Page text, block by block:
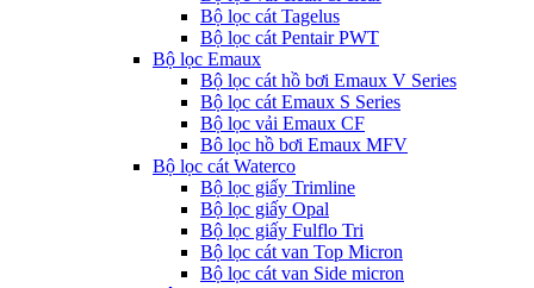
Bộ lọc cát Tagelus
Bộ lọc cát Pentair PWT
Bộ lọc Emaux
Bộ lọc cát hồ bơi Emaux V Series
Bộ lọc cát Emaux S Series
Bộ lọc vải Emaux CF
Bô lọc hồ bơi Emaux MFV
Bộ lọc cát Waterco
Bộ lọc giấy Trimline
Bộ lọc giấy Opal
Bộ lọc giấy Fulflo Tri
Bộ lọc cát van Top Micron
Bộ lọc cát van Side micron